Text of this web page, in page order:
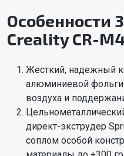
Особенности
Creality CR-
Жесткий, надежный
алюминиевой
воздуха и
директ-экструдер
соплом особой